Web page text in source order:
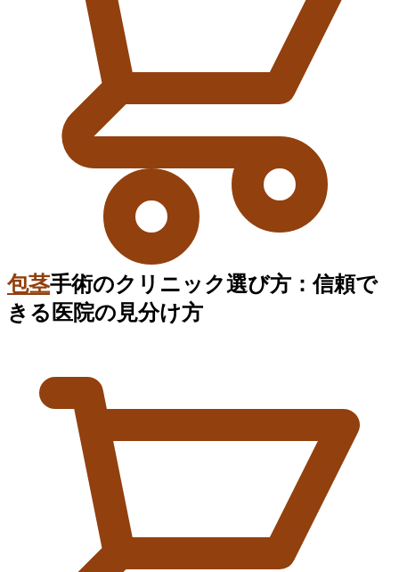
包茎手術のクリニック選び方：信頼で
きる医院の見分け方